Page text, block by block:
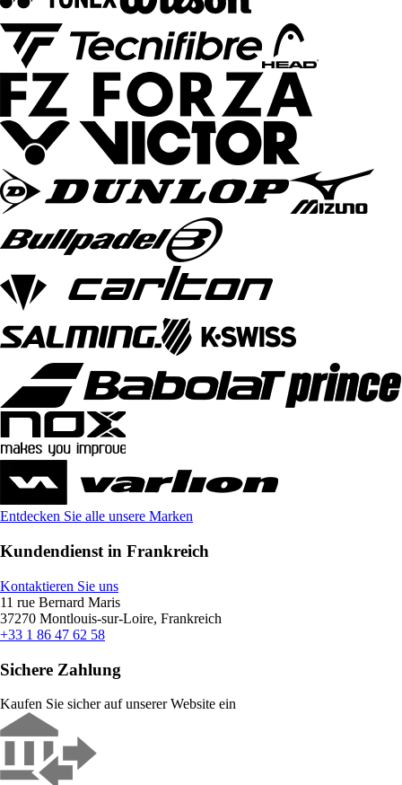
Entdecken Sie alle unsere Marken
Kundendienst in Frankreich
Kontaktieren Sie uns
11 rue Bernard Maris
37270 Montlouis-sur-Loire, Frankreich
+33 1 86 47 62 58
Sichere Zahlung
Kaufen Sie sicher auf unserer Website ein